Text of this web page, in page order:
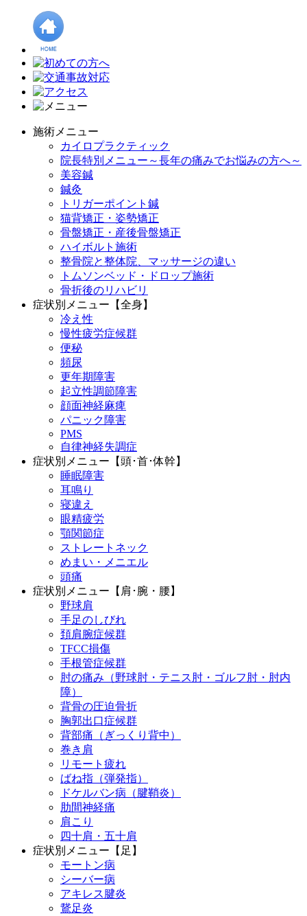
施術メニュー
カイロプラクティック
院長特別メニュー～長年の痛みでお悩みの方へ～
美容鍼
鍼灸
トリガーポイント鍼
猫背矯正・姿勢矯正
骨盤矯正・産後骨盤矯正
ハイボルト施術
整骨院と整体院、マッサージの違い
トムソンベッド・ドロップ施術
骨折後のリハビリ
症状別メニュー【全身】
冷え性
慢性疲労症候群
便秘
頻尿
更年期障害
起立性調節障害
顔面神経麻痺
パニック障害
PMS
自律神経失調症
症状別メニュー【頭･首･体幹】
睡眠障害
耳鳴り
寝違え
眼精疲労
顎関節症
ストレートネック
めまい・メニエル
頭痛
症状別メニュー【肩･腕・腰】
野球肩
手足のしびれ
頚肩腕症候群
TFCC損傷
手根管症候群
肘の痛み（野球肘・テニス肘・ゴルフ肘・肘内
障）
背骨の圧迫骨折
胸郭出口症候群
背部痛（ぎっくり背中）
巻き肩
リモート疲れ
ばね指（弾発指）
ドケルバン病（腱鞘炎）
肋間神経痛
肩こり
四十肩・五十肩
症状別メニュー【足】
モートン病
シーバー病
アキレス腱炎
鵞足炎